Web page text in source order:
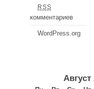
RSS
комментариев
WordPress.org
Август